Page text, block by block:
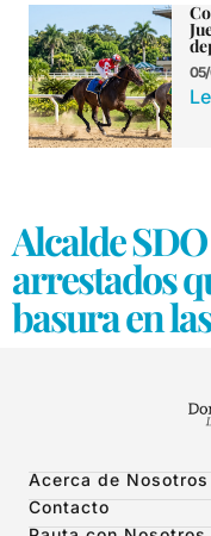
Alcalde
arrestados
basura en
Acerca de Nosotros
Contacto